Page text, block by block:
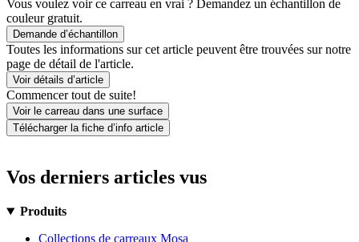
Vous voulez voir ce carreau en vrai ? Demandez un échantillon de
couleur gratuit.
Demande d’échantillon
Toutes les informations sur cet article peuvent être trouvées sur notre
page de détail de l'article.
Voir détails d’article
Commencer tout de suite!
Voir le carreau dans une surface
Télécharger la fiche d’info article
Vos derniers articles vus
Produits
Collections de carreaux Mosa